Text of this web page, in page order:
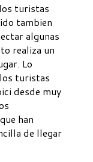
turistas
tambien
algunas
realiza un
Lo
turistas
desde muy
han
de llegar